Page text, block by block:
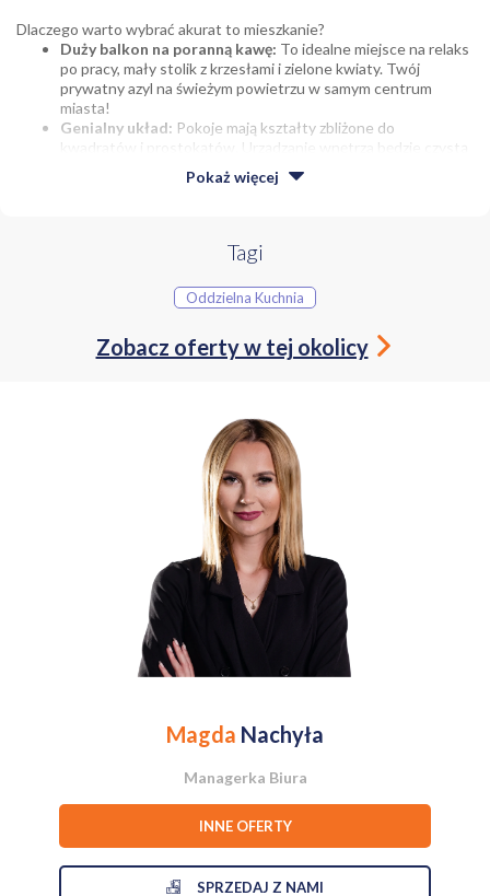
Dlaczego warto wybrać akurat to mieszkanie?
Duży balkon na poranną kawę: To idealne miejsce na relaks
po pracy, mały stolik z krzesłami i zielone kwiaty. Twój
prywatny azyl na świeżym powietrzu w samym centrum
miasta!
Genialny układ: Pokoje mają kształty zbliżone do
kwadratów i prostokątów. Urządzanie wnętrza będzie czystą
przyjemnością – zero zmarnowanej przestrzeni!
Superustawny salon (21,20 m²):
Przestronny pokój dzienny
Oszczędność na starcie:Aneks kuchenny (
połączony z salonem i jest już w pełni umeblowany oraz
wyposażony w sprzęt AGD. Kuchnię masz z głowy!
Komfort na co dzień:Osobna, ładna łazienka z dużym
porannymi kolejkami domowników!
Salon z aneksem kuchennym (ok. 30 m²)
Pokój/sypialnia główna (10,05 m²)
Drugi pokój (8,74 m²)– idealny na pokój dla dziecka, biuro do
Funkcjonalna łazienka (3,94 m²)z kabiną prysznicową.
Osobne WC (1,19 m²).
Przedpokój (5,44 m²)z pojemną szafą.
Lokalizacja – Wszędzie blisko!Lokalizacja przy ul. Narutowicza w
centrum Leszna to gwarancja wygody. Samochód możesz zostawić
na parkingu – pieszo w kilka minut dojdziesz do sklepów, marketów,
kawiarni, szkół i przystanków autobusowych.
Pełna własność z założoną Księgą Wieczystą
(czysta sytuacja, bez obciążeń).
Mieszkanie jest wolne i czeka na nowego właściciela. Na żywo
przestrzeń robi jeszcze większe wrażenie!
Pokaż więcej
Tagi
Oddzielna Kuchnia
Zobacz oferty w tej okolicy
Magda Nachyła
Managerka Biura
INNE OFERTY
SPRZEDAJ Z NAMI